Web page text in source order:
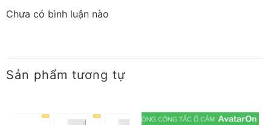
Chưa có bình luận nào
Sản phẩm tương tự